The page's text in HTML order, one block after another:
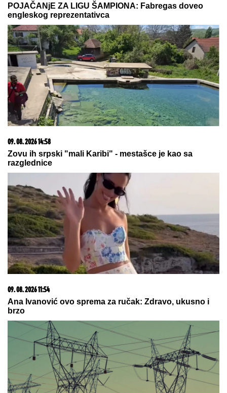
ŠABAN ŠAULIĆ JE OD NJEGA
ćutao o ovome: "Ruke su mi se
tresle kada su me on i Goca pozvali"